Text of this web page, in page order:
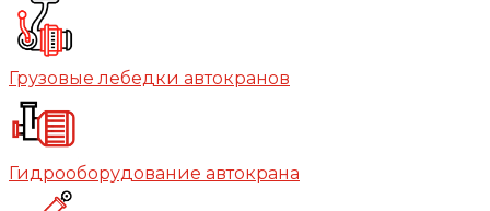
Грузовые лебедки автокранов
Гидрооборудование автокрана